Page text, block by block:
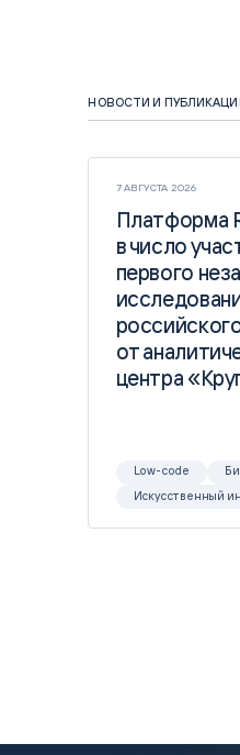
НОВОСТИ И
7 АВГУСТА 2026
Платформа
в число
первого
от
центра
Платформа
в число
первого
от
центра
Low-code
Искусственный